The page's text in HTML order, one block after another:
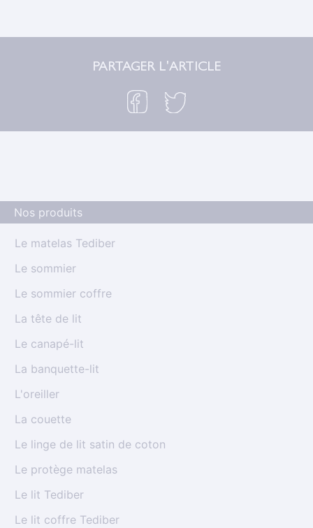
Une fois par mois, nous vous présentons un
membre de notre incroyable équipe Tediber.
Aujourd’hui c’est au tour de Gabriel, notre
chargé d'expérience client !
PARTAGER L'ARTICLE
Nos produits
Le matelas Tediber
Le sommier
Le sommier coffre
La tête de lit
Le canapé-lit
La banquette-lit
L'oreiller
La couette
Le linge de lit satin de coton
Le protège matelas
Le lit Tediber
Le lit coffre Tediber